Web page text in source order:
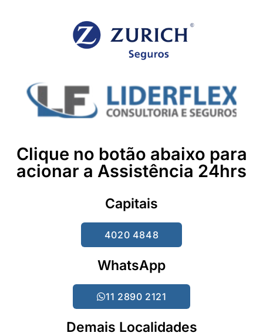
Clique no botão abaixo para
acionar a Assistência 24hrs
Capitais
4020 4848
WhatsApp
11 2890 2121
Demais Localidades